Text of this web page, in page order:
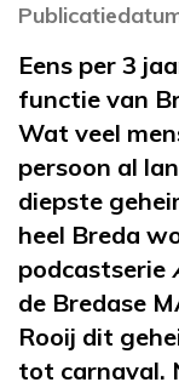
Eens per 3
functie van
Wat veel
persoon al
diepste
heel Breda
podcastserie
de Bredase
Rooij dit
tot carnaval.